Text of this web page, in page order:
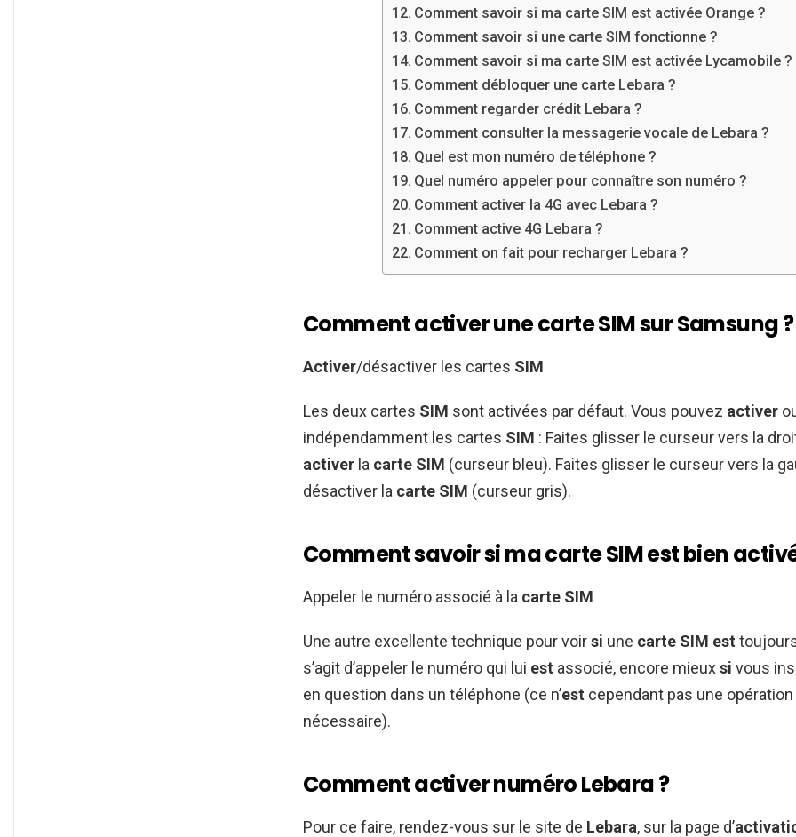
Comment savoir si ma carte SIM est activée Orange ?
Comment savoir si une carte SIM fonctionne ?
Comment savoir si ma carte SIM est activée Lycamobile ?
Comment débloquer une carte Lebara ?
Comment regarder crédit Lebara ?
Comment consulter la messagerie vocale de Lebara ?
Quel est mon numéro de téléphone ?
Quel numéro appeler pour connaître son numéro ?
Comment activer la 4G avec Lebara ?
Comment active 4G Lebara ?
Comment on fait pour recharger Lebara ?
Comment activer une carte SIM sur Samsung ?
Activer/désactiver les cartes SIM
Les deux cartes SIM sont activées par défaut. Vous pouvez activer
indépendamment les cartes SIM : Faites glisser le curseur vers la
activer la carte SIM (curseur bleu). Faites glisser le curseur vers la
désactiver la carte SIM (curseur gris).
Comment savoir si ma carte SIM est bien
Appeler le numéro associé à la carte SIM
Une autre excellente technique pour voirsi une carte SIM est
s’agit d’appeler le numéro qui lui est associé, encore mieuxsi vous
en question dans un téléphone (ce n’est cependant pas une
nécessaire).
Comment activer numéro Lebara ?
Pour ce faire, rendez-vous sur le site de Lebara, sur la page d’